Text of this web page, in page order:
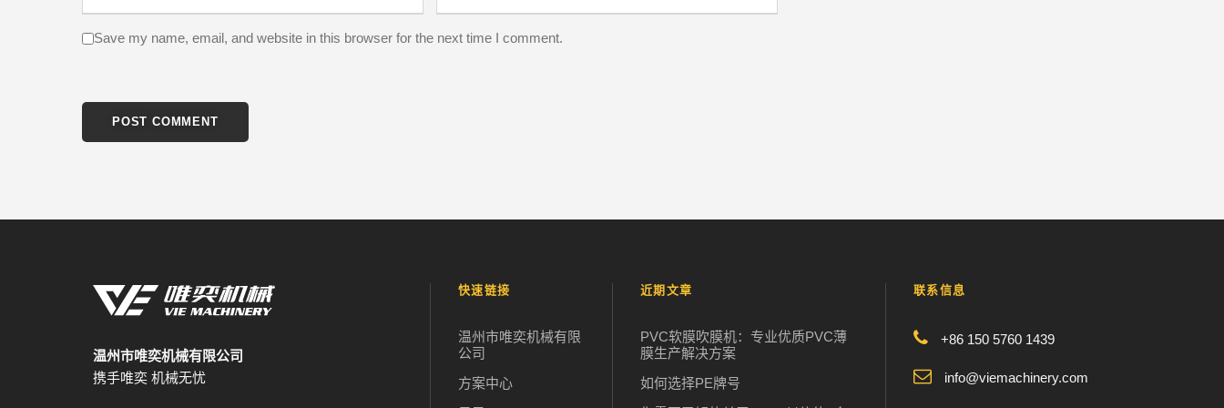
Save my name, email, and website in this browser for the next time I comment.
温州市唯奕机械有限公司
携手唯奕 机械无忧
快速链接
温州市唯奕机械有限
公司
方案中心
近期文章
PVC软膜吹膜机：专业优质PVC薄
膜生产解决方案
如何选择PE牌号
联系信息
+86 150 5760 1439
info@viemachinery.com